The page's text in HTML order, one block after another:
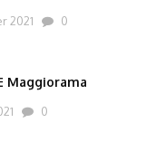
2021 0
Maggiorama
0